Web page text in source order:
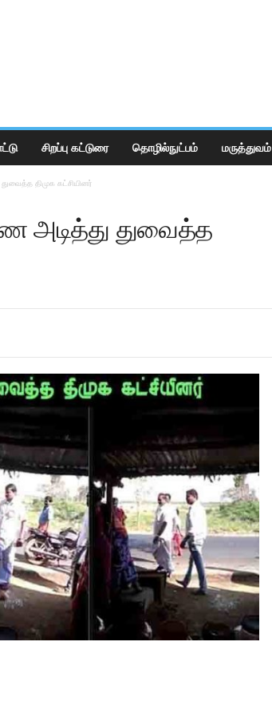
சிறப்பு கட்டுரை தொழில்நுட்பம் மருத்துவம்
திமுக கட்சியினர்
அடித்து துவைத்த